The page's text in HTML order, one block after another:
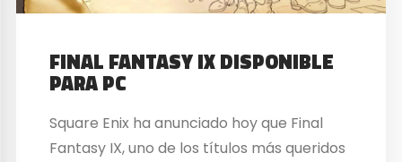
FINAL FANTASY IX DISPONIBLE
PARA PC
Square Enix ha anunciado hoy que Final
Fantasy IX, uno de los títulos más queridos